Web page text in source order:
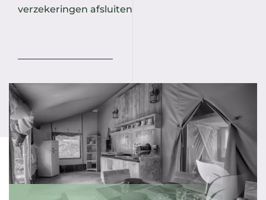
verzekeringen afsluiten